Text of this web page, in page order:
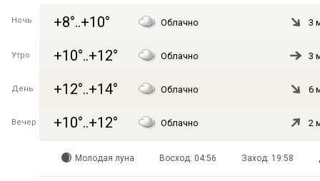
Ночь +8°..+10° Облачно 3
Утро +10°..+12° Облачно 3
День +12°..+14° Облачно 6
Вечер +10°..+12° Облачно 2
Молодая луна Восход: 04:56 Заход: 19:58